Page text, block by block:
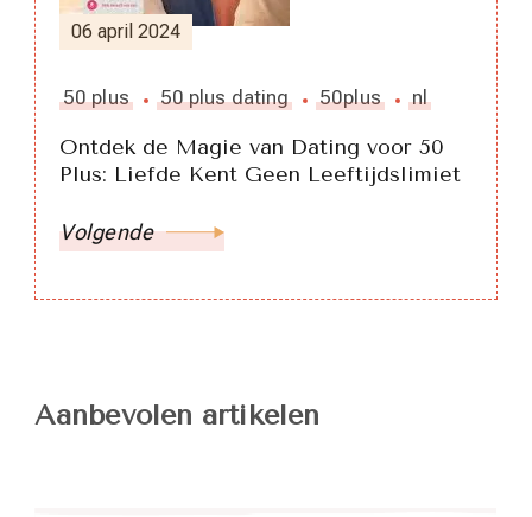
06 april 2024
50 plus 50 plus dating 50plus nl
Ontdek de Magie van Dating voor 50
Plus: Liefde Kent Geen Leeftijdslimiet
Volgende
Aanbevolen artikelen